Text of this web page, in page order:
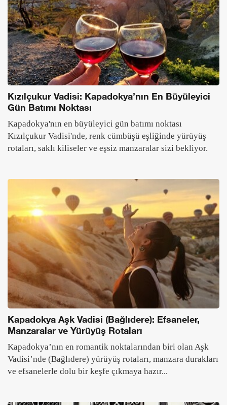
Kızılçukur Vadisi: Kapadokya’nın En Büyüleyici
Gün Batımı Noktası
Kapadokya'nın en büyüleyici gün batımı noktası
Kızılçukur Vadisi'nde, renk cümbüşü eşliğinde yürüyüş
rotaları, saklı kiliseler ve eşsiz manzaralar sizi bekliyor.
Kapadokya Aşk Vadisi (Bağlıdere): Efsaneler,
Manzaralar ve Yürüyüş Rotaları
Kapadokya’nın en romantik noktalarından biri olan Aşk
Vadisi’nde (Bağlıdere) yürüyüş rotaları, manzara durakları
ve efsanelerle dolu bir keşfe çıkmaya hazır...